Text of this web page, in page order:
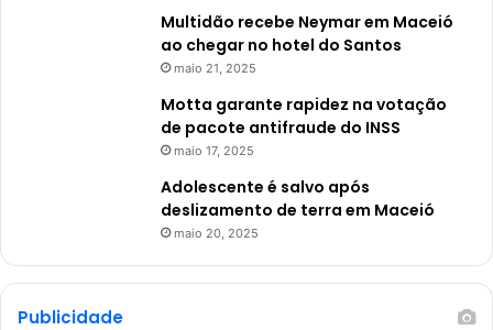
Multidão recebe Neymar em Maceió
ao chegar no hotel do Santos
maio 21, 2025
Motta garante rapidez na votação
de pacote antifraude do INSS
maio 17, 2025
Adolescente é salvo após
deslizamento de terra em Maceió
maio 20, 2025
Publicidade